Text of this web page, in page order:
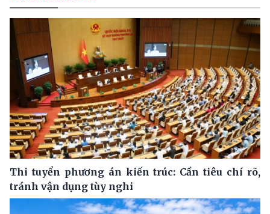
Thi tuyển phương án kiến trúc: Cần tiêu chí rõ,
tránh vận dụng tùy nghi